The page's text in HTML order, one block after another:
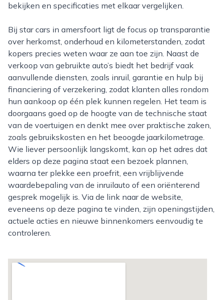
bekijken en specificaties met elkaar vergelijken.
Bij star cars in amersfoort ligt de focus op transparantie
over herkomst, onderhoud en kilometerstanden, zodat
kopers precies weten waar ze aan toe zijn. Naast de
verkoop van gebruikte auto’s biedt het bedrijf vaak
aanvullende diensten, zoals inruil, garantie en hulp bij
financiering of verzekering, zodat klanten alles rondom
hun aankoop op één plek kunnen regelen. Het team is
doorgaans goed op de hoogte van de technische staat
van de voertuigen en denkt mee over praktische zaken,
zoals gebruikskosten en het beoogde jaarkilometrage.
Wie liever persoonlijk langskomt, kan op het adres dat
elders op deze pagina staat een bezoek plannen,
waarna ter plekke een proefrit, een vrijblijvende
waardebepaling van de inruilauto of een oriënterend
gesprek mogelijk is. Via de link naar de website,
eveneens op deze pagina te vinden, zijn openingstijden,
actuele acties en nieuwe binnenkomers eenvoudig te
controleren.